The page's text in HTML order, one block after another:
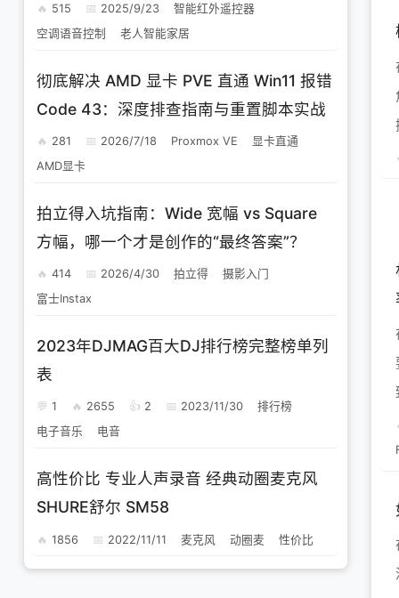
515 2025/9/23
智能红外遥控器
空调语音控制
老人智能家居
彻底解决 AMD 显卡 PVE 直通 Win11 报错
Code 43：深度排查指南与重置脚本实战
281 2026/7/18 Proxmox VE
显卡直通
AMD显卡
拍立得入坑指南：Wide 宽幅 vs Square
方幅，哪一个才是创作的“最终答案”？
414 2026/4/30 拍立得
摄影入门
富士Instax
2023年DJMAG百大DJ排行榜完整榜单列
表
1 2655 2 2023/11/30
排行榜
电子音乐
电音
高性价比 专业人声录音 经典动圈麦克风
SHURE舒尔 SM58
1856 2022/11/11 麦克风 动圈麦 性价比